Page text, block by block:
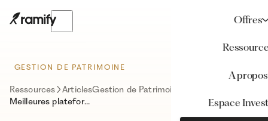
Offres
A propos
Espace
GESTION DE PATRIMOINE
Ressources ArticlesGestion de Patrimoine
Meilleures plateformes de gestion de patrimoine en 2026 : Comparatif complet